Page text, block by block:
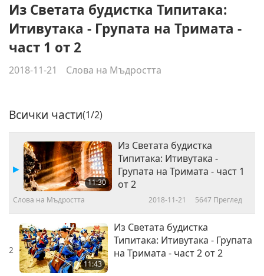
Из Светата будистка Типитака:
Итивутака - Групата на Тримата -
част 1 от 2
2018-11-21 Слова на Мъдростта
Всички части(1/2)
11:30
Из Светата будистка
Типитака: Итивутака -
Групата на Тримата - част 1
от 2
Слова на Мъдростта 2018-11-21 5647 Преглед
2
11:43
Из Светата будистка
Типитака: Итивутака - Групата
на Тримата - част 2 от 2